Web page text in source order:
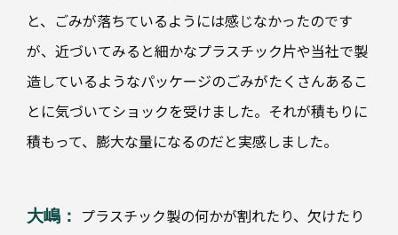
と、ごみが落ちているようには感じなかったのです
が、近づいてみると細かなプラスチック片や当社で製
造しているようなパッケージのごみがたくさんあるこ
とに気づいてショックを受けました。それが積もりに
積もって、膨大な量になるのだと実感しました。
大嶋：
プラスチック製の何かが割れたり、欠けたり